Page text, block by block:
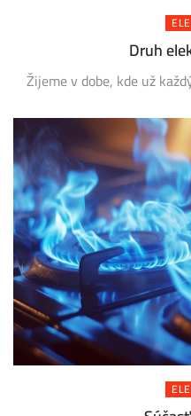
Druh
Žijeme v dobe, kde už